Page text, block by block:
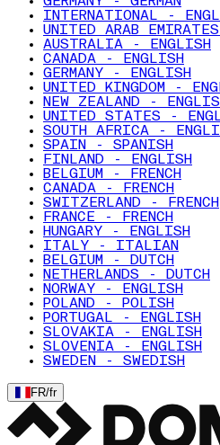
INTERNATIONAL -
UNITED ARAB
AUSTRALIA - ENGLISH
CANADA - ENGLISH
GERMANY - ENGLISH
UNITED KINGDOM -
NEW ZEALAND -
UNITED STATES -
SOUTH AFRICA -
SPAIN - SPANISH
FINLAND - ENGLISH
BELGIUM - FRENCH
CANADA - FRENCH
SWITZERLAND - FRENCH
FRANCE - FRENCH
HUNGARY - ENGLISH
ITALY - ITALIAN
BELGIUM - DUTCH
NETHERLANDS - DUTCH
NORWAY - ENGLISH
POLAND - POLISH
PORTUGAL - ENGLISH
SLOVAKIA - ENGLISH
SLOVENIA - ENGLISH
SWEDEN - SWEDISH
FR/fr